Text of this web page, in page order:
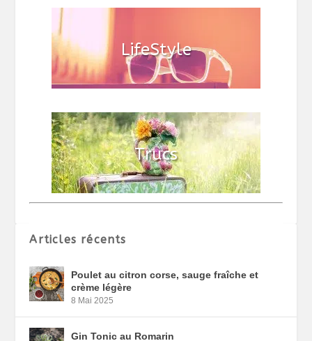
Articles récents
Poulet au citron corse, sauge fraîche et
crème légère
8 Mai 2025
Gin Tonic au Romarin